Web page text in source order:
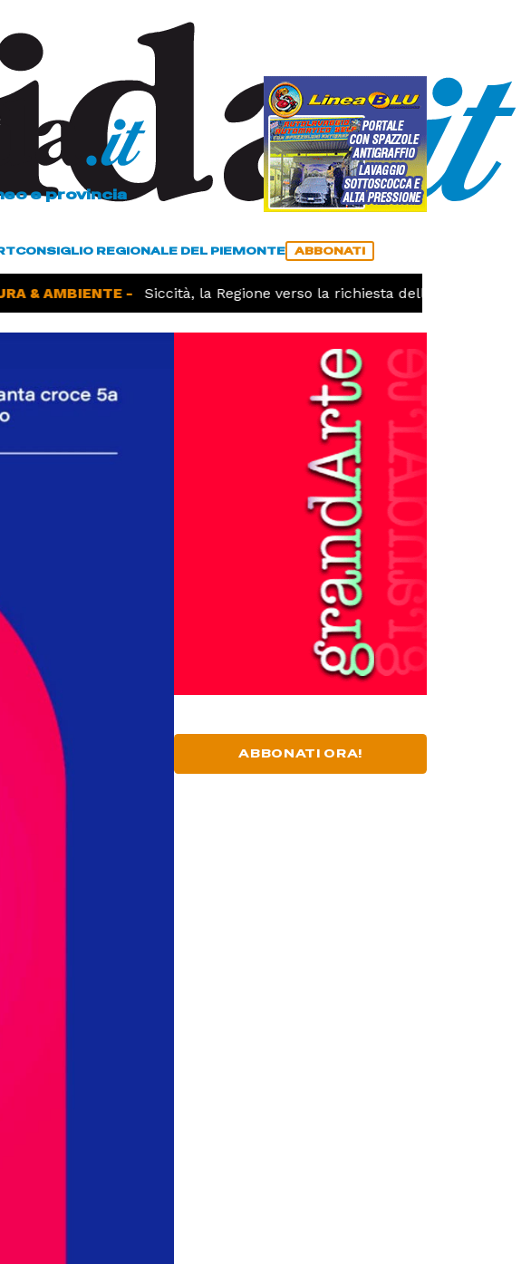
e provincia
CONSIGLIO REGIONALE DEL PIEMONTE ABBONATI
& AMBIENTE - Siccità, la Regione verso la richiesta dello stato di
ABBONATI ORA!